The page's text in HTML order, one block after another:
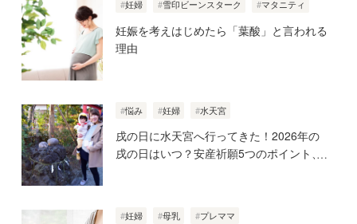
妊婦 雪印ビーンスターク マタニティ
妊娠を考えはじめたら「葉酸」と言われる
理由
悩み 妊婦 水天宮
戌の日に水天宮へ行ってきた！2026年の
戌の日はいつ？安産祈願5つのポイント、
妊婦 母乳 プレママ